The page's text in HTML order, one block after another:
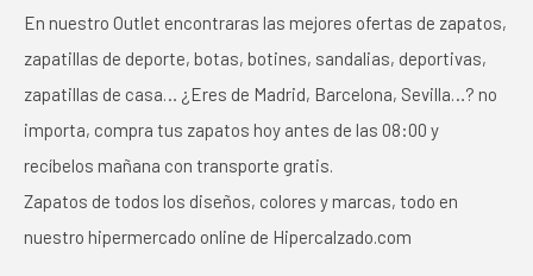
En nuestro Outlet encontraras las mejores ofertas de zapatos,
zapatillas de deporte, botas, botines, sandalias, deportivas,
zapatillas de casa… ¿Eres de Madrid, Barcelona, Sevilla…? no
importa, compra tus zapatos hoy antes de las 08:00 y
recíbelos mañana con transporte gratis.
Zapatos de todos los diseños, colores y marcas, todo en
nuestro hipermercado online de Hipercalzado.com